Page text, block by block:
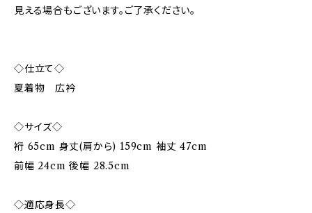
見える場合もございます。ご了承ください。
◇仕立て◇
夏着物 広衿
◇サイズ◇
裄 65cm 身丈(肩から) 159cm 袖丈 47cm
前幅 24cm 後幅 28.5cm
◇適応身長◇